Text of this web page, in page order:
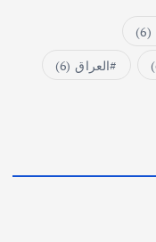
(6)
العراق (6)